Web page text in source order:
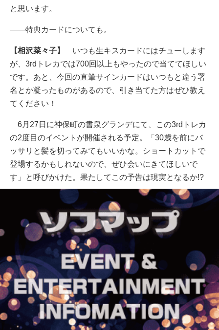
と思います。
――特典カードについても。
【相沢菜々子】
いつも生キスカードにはチューします
が、3rdトレカでは700回以上もやったので当ててほしい
です。あと、今回の直筆サインカードはいつもと違う署
名とか凝ったものがあるので、引き当てた方はぜひ教え
てください！
6月27日に神保町の書泉グランデにて、この3rdトレカ
の2度目のイベントが開催される予定。「30歳を前にバ
ッサリと髪を切ってみてもいいかな。ショートカットで
登場するかもしれないので、ぜひ会いにきてほしいで
す」と呼びかけた。果たしてこの予告は現実となるか!?